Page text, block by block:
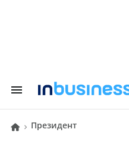
президент